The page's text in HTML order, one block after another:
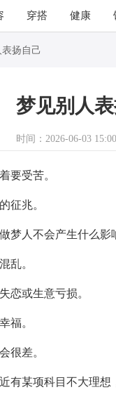
穿搭 健康
扬自己
梦见别人
时间：2026-06-03
受苦。
征兆。
人不会产生什么影
乱。
或生意亏损。
福。
很差。
某项科目不大理想